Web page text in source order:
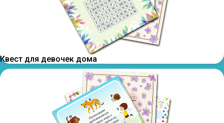
Квест для девочек дома